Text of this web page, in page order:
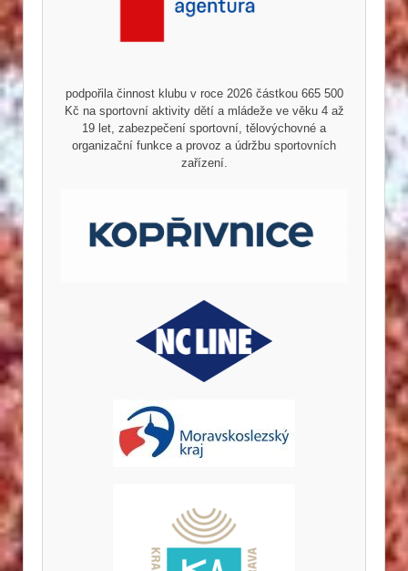
podpořila činnost klubu v roce 2026 částkou 665 500
Kč na sportovní aktivity dětí a mládeže ve věku 4 až
19 let, zabezpečení sportovní, tělovýchovné a
organizační funkce a provoz a údržbu sportovních
zařízení.